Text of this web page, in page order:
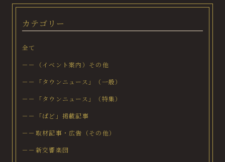
カテゴリー
全て
－－（イベント案内）その他
－－「タウンニュース」（一般）
－－「タウンニュース」（特集）
－－「ぱど」掲載記事
－－取材記事・広告（その他）
－－新交響楽団